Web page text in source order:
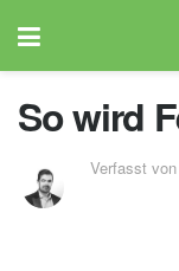
So wird
Verfasst von